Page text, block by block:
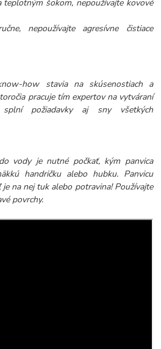
teplotným šokom, nepoužívajte kovové
nepoužívajte agresívne čistiace
how stavia na skúsenostiach a
pracuje tím expertov na vytváraní
požiadavky aj sny všetkých
vody je nutné počkať, kým panvica
handričku alebo hubku. Panvicu
na nej tuk alebo potravina! Používajte
povrchy.